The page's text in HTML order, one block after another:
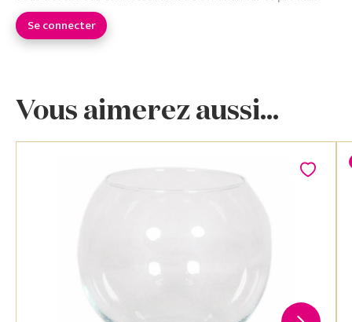
Se connecter
Vous aimerez aussi...